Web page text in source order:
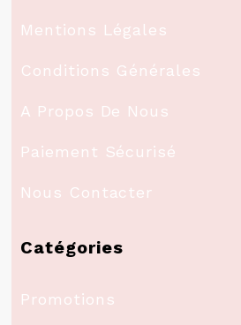
Mentions Légales
Conditions Générales
A Propos De Nous
Paiement Sécurisé
Nous Contacter
Catégories
Promotions